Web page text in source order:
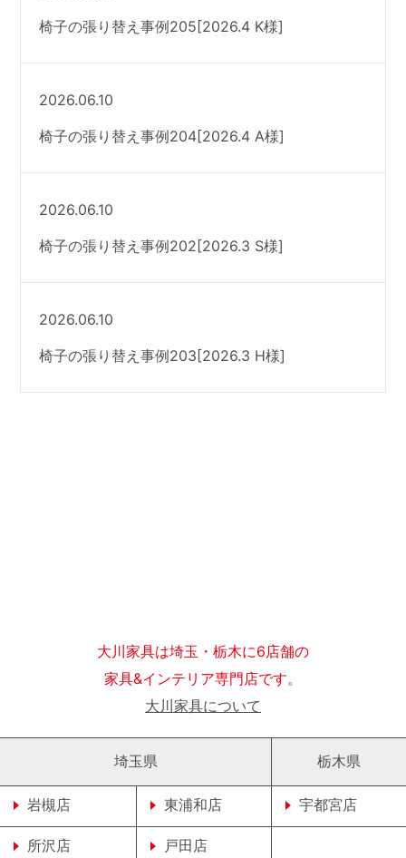
椅子の張り替え事例205[2026.4 K様]
2026.06.10
椅子の張り替え事例204[2026.4 A様]
2026.06.10
椅子の張り替え事例202[2026.3 S様]
2026.06.10
椅子の張り替え事例203[2026.3 H様]
大川家具は埼玉・栃木に6店舗の
家具&インテリア専門店です。
大川家具について
埼玉県
岩槻店 東浦和店
所沢店 戸田店
栃木県
宇都宮店